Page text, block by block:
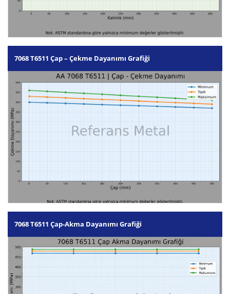
7068 T6511 Çap – Çekme Dayanımı Grafiği
7068 T6511 Çap-Akma Dayanımı Grafiği